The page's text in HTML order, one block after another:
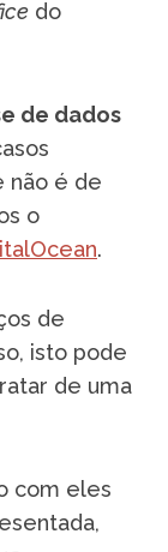
do
de dados
não é de
o
.
de
isto pode
de uma
com eles